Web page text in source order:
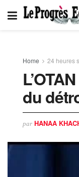
Home 24 heures
du
par HANAA